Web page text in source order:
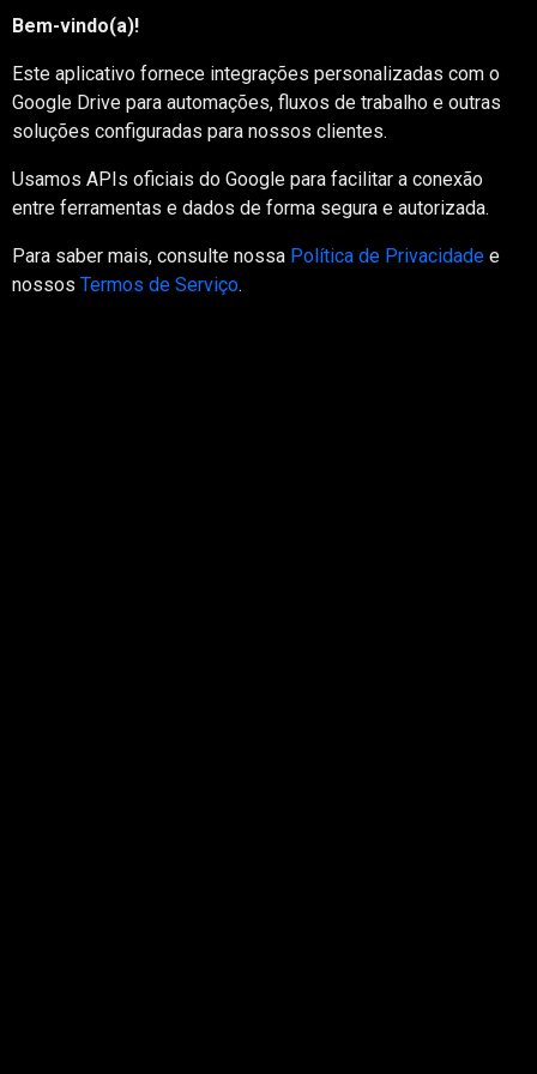
Bem-vindo(a)!
Este aplicativo fornece integrações personalizadas com o
Google Drive para automações, fluxos de trabalho e outras
soluções configuradas para nossos clientes.
Usamos APIs oficiais do Google para facilitar a conexão
entre ferramentas e dados de forma segura e autorizada.
Para saber mais, consulte nossa Política de Privacidade e
nossos Termos de Serviço.